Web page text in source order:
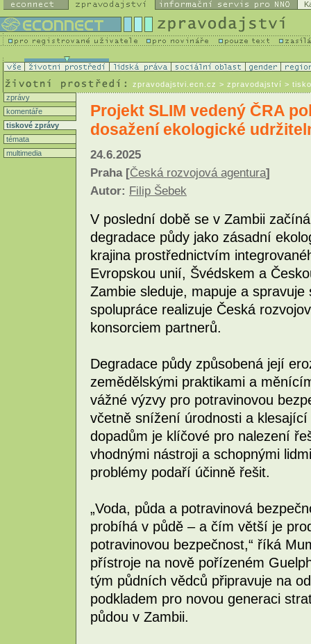
zpravodajstvi.ecn.cz > zpravodajství >
zprávy
komentáře
tiskové zprávy
témata
multimedia
Projekt SLIM vedený ČRA
dosažení ekologické
24.6.2025
Praha [Česká rozvojová agentura]
Autor: Filip Šebek
V poslední době se v Zambii
degradace půdy jako zásadní
krajina prostřednictvím
Evropskou unií, Švédskem a
Zambie sleduje, mapuje a
spolupráce realizuje Česká
konsorciem partnerů.
Degradace půdy způsobená její
zemědělskými praktikami a
vážné výzvy pro potravinovou
včetně snížení úrodnosti a
dopadům je klíčové pro nalezení
vhodnými nástroji a schopnými
problémy podaří účinně řešit.
„Voda, půda a potravinová
probíhá v půdě – a čím větší je
potravinovou bezpečnost,“ říká
přístroje na nově pořízeném
tým půdních vědců připravuje na
podkladem pro novou generaci
půdou v Zambii.